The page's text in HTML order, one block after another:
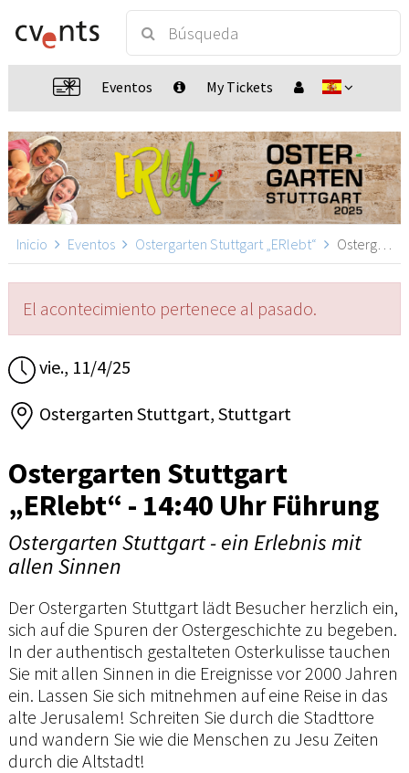
Eventos My Tickets
Inicio Eventos Ostergarten Stuttgart „ERlebt“ Ostergarten Stuttgart „ERlebt“ - 14:40 Uhr Führung, Stuttgart
El acontecimiento pertenece al pasado.
vie., 11/4/25
Ostergarten Stuttgart, Stuttgart
Ostergarten Stuttgart
„ERlebt“ - 14:40 Uhr Führung
Ostergarten Stuttgart - ein Erlebnis mit
allen Sinnen
Der Ostergarten Stuttgart lädt Besucher herzlich ein,
sich auf die Spuren der Ostergeschichte zu begeben.
In der authentisch gestalteten Osterkulisse tauchen
Sie mit allen Sinnen in die Ereignisse vor 2000 Jahren
ein. Lassen Sie sich mitnehmen auf eine Reise in das
alte Jerusalem! Schreiten Sie durch die Stadttore
und wandern Sie wie die Menschen zu Jesu Zeiten
durch die Altstadt!